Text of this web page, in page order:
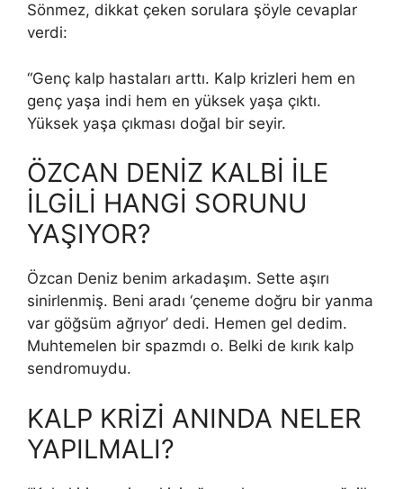
Sönmez, dikkat çeken sorulara şöyle cevaplar
verdi:
“Genç kalp hastaları arttı. Kalp krizleri hem en
genç yaşa indi hem en yüksek yaşa çıktı.
Yüksek yaşa çıkması doğal bir seyir.
ÖZCAN DENİZ KALBİ İLE
İLGİLİ HANGİ SORUNU
YAŞIYOR?
Özcan Deniz benim arkadaşım. Sette aşırı
sinirlenmiş. Beni aradı ‘çeneme doğru bir yanma
var göğsüm ağrıyor’ dedi. Hemen gel dedim.
Muhtemelen bir spazmdı o. Belki de kırık kalp
sendromuydu.
KALP KRİZİ ANINDA NELER
YAPILMALI?